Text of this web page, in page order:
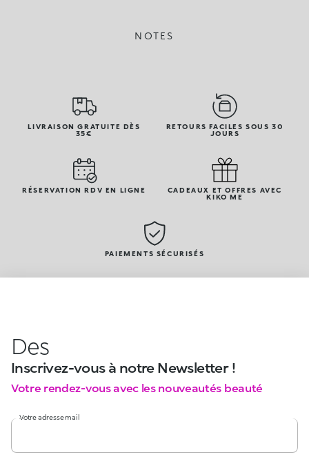
NOTES
LIVRAISON GRATUITE DÈS
35€
RETOURS FACILES SOUS 30
JOURS
RÉSERVATION RDV EN LIGNE
CADEAUX ET OFFRES AVEC
KIKO ME
PAIEMENTS SÉCURISÉS
Des
Inscrivez-vous à notre Newsletter !
Votre rendez-vous avec les nouveautés beauté
Votre adresse mail